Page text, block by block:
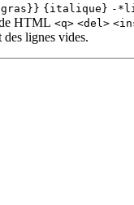
{italique} -
HTML <q> <del>
des lignes vides.